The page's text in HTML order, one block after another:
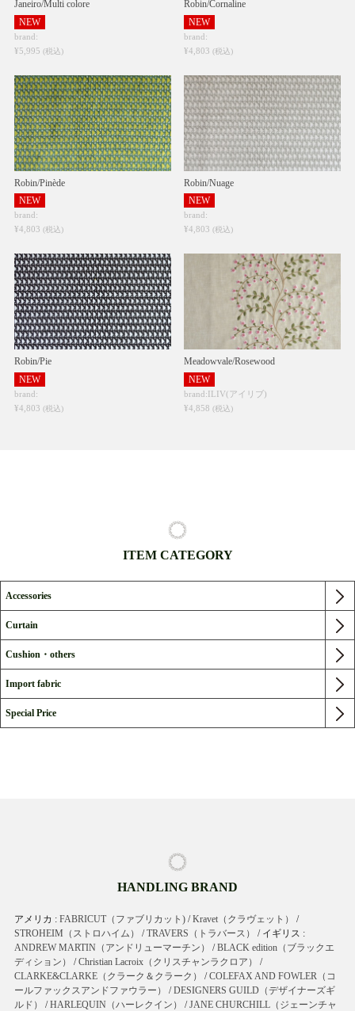
Janeiro/Multi colore
NEW
brand:
¥5,995 (税込)
Robin/Cornaline
NEW
brand:
¥4,803(税込)
Robin/Pinède
NEW
brand:
¥4,803 (税込)
Robin/Nuage
NEW
brand:
¥4,803(税込)
Robin/Pie
NEW
brand:
¥4,803 (税込)
Meadowvale/Rosewood
NEW
brand:ILIV(アイリブ)
¥4,858(税込)
ITEM CATEGORY
Accessories
Curtain
Cushion・others
Import fabric
Special Price
HANDLING BRAND
アメリカ : FABRICUT（ファブリカット)/Kravet（クラヴェット）
/
STROHEIM（ストロハイム）
/TRAVERS（トラバース）
/ イギリス :
ANDREW MARTIN（アンドリューマーチン）
/BLACK edition（ブラックエ
ディション）
/Christian Lacroix（クリスチャンラクロア）
/
CLARKE&CLARKE（クラーク＆クラーク）
/COLEFAX AND FOWLER（コ
ールファックスアンドファウラー）
/DESIGNERS GUILD（デザイナーズギ
ルド）
/HARLEQUIN（ハーレクイン） /JANE CHURCHILL（ジェーンチャ